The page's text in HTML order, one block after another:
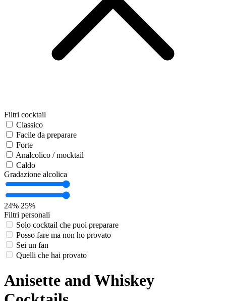
Filtri cocktail
Classico
Facile da preparare
Forte
Analcolico / mocktail
Caldo
Gradazione alcolica
24% 25%
Filtri personali
Solo cocktail che puoi preparare
Posso fare ma non ho provato
Sei un fan
Quelli che hai provato
Anisette and Whiskey